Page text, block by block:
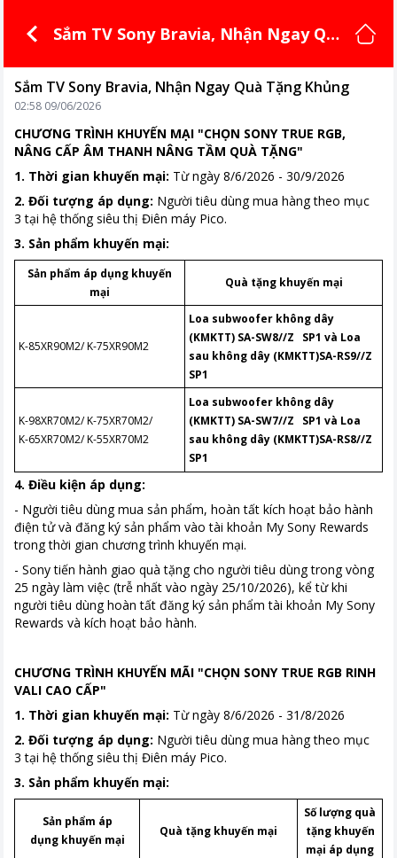
Sắm TV Sony Bravia, Nhận Ngay Qu
Sắm TV Sony Bravia, Nhận Ngay Quà Tặng Khủng
02:58 09/06/2026
CHƯƠNG TRÌNH KHUYẾN MẠI "CHỌN SONY TRUE RGB,
NÂNG CẤP ÂM THANH NÂNG TẦM QUÀ TẶNG"
1. Thời gian khuyến mại: Từ ngày 8/6/2026 - 30/9/2026
2. Đối tượng áp dụng: Người tiêu dùng mua hàng theo mục
3 tại hệ thống siêu thị Điên máy Pico.
3. Sản phẩm khuyến mại:
Sản phẩm áp dụng khuyến
mại
Quà tặng khuyến mại
K-85XR90M2/ K-75XR90M2
Loa subwoofer không dây
(KMKTT) SA-SW8//Z SP1 và Loa
sau không dây (KMKTT)SA-RS9//Z
SP1
K-98XR70M2/ K-75XR70M2/
K-65XR70M2/ K-55XR70M2
Loa subwoofer không dây
(KMKTT) SA-SW7//Z SP1 và Loa
sau không dây (KMKTT)SA-RS8//Z
SP1
4. Điều kiện áp dụng:
- Người tiêu dùng mua sản phẩm, hoàn tất kích hoạt bảo hành
điện tử và đăng ký sản phẩm vào tài khoản My Sony Rewards
trong thời gian chương trình khuyến mại.
- Sony tiến hành giao quà tặng cho người tiêu dùng trong vòng
25 ngày làm việc (trễ nhất vào ngày 25/10/2026), kể từ khi
người tiêu dùng hoàn tất đăng ký sản phẩm tài khoản My Sony
Rewards và kích hoạt bảo hành.
CHƯƠNG TRÌNH KHUYẾN MÃI "CHỌN SONY TRUE RGB RINH
VALI CAO CẤP"
1. Thời gian khuyến mại: Từ ngày 8/6/2026 - 31/8/2026
2. Đối tượng áp dụng: Người tiêu dùng mua hàng theo mục
3 tại hệ thống siêu thị Điên máy Pico.
3. Sản phẩm khuyến mại:
Sản phẩm áp
dụng khuyến mại
Quà tặng khuyến mại
Số lượng quà
tặng khuyến
mại áp dụng